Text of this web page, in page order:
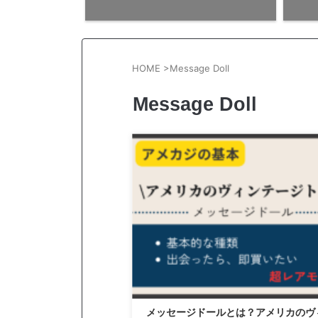
HOME >Message Doll
Message Doll
メッセージドールとは？アメリカのヴ